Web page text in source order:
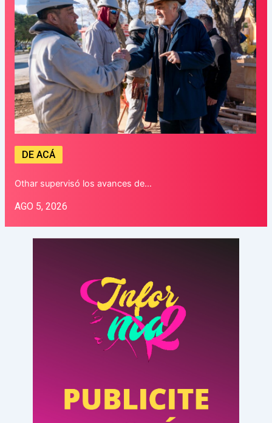
DE ACÁ
Othar supervisó los avances de…
AGO 5, 2026